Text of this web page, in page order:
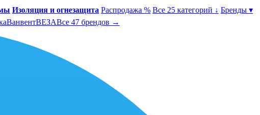
Изоляция и огнезащита Распродажа % Все 25 категорий ↓ Бренды ▾
ВанвентВЕЗАВсе 47 брендов →